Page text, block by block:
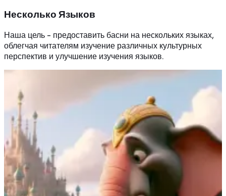
Несколько Языков
Наша цель - предоставить басни на нескольких языках,
облегчая читателям изучение различных культурных
перспектив и улучшение изучения языков.